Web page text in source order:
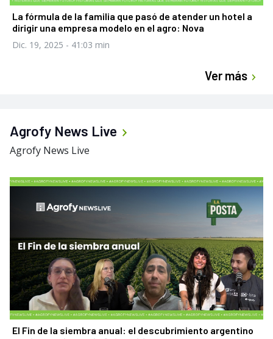
La fórmula de la familia que pasó de atender un hotel a
dirigir una empresa modelo en el agro: Nova
Dic. 19, 2025 - 41:03 min
Ver más
Agrofy News Live
Agrofy News Live
El Fin de la siembra anual: el descubrimiento argentino